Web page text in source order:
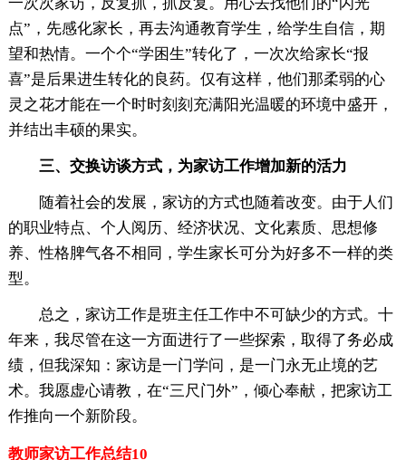
点”，先感化家长，再去沟通教育学生，给学生自信，期
望和热情。一个个“学困生”转化了，一次次给家长“报
喜”是后果进生转化的良药。仅有这样，他们那柔弱的心
灵之花才能在一个时时刻刻充满阳光温暖的环境中盛开，
并结出丰硕的果实。
三、交换访谈方式，为家访工作增加新的活力
随着社会的发展，家访的方式也随着改变。由于人们
的职业特点、个人阅历、经济状况、文化素质、思想修
养、性格脾气各不相同，学生家长可分为好多不一样的类
型。
总之，家访工作是班主任工作中不可缺少的方式。十
年来，我尽管在这一方面进行了一些探索，取得了务必成
绩，但我深知：家访是一门学问，是一门永无止境的艺
术。我愿虚心请教，在“三尺门外”，倾心奉献，把家访工
作推向一个新阶段。
教师家访工作总结10